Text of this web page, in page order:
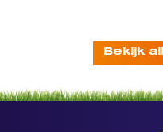
Bekijk